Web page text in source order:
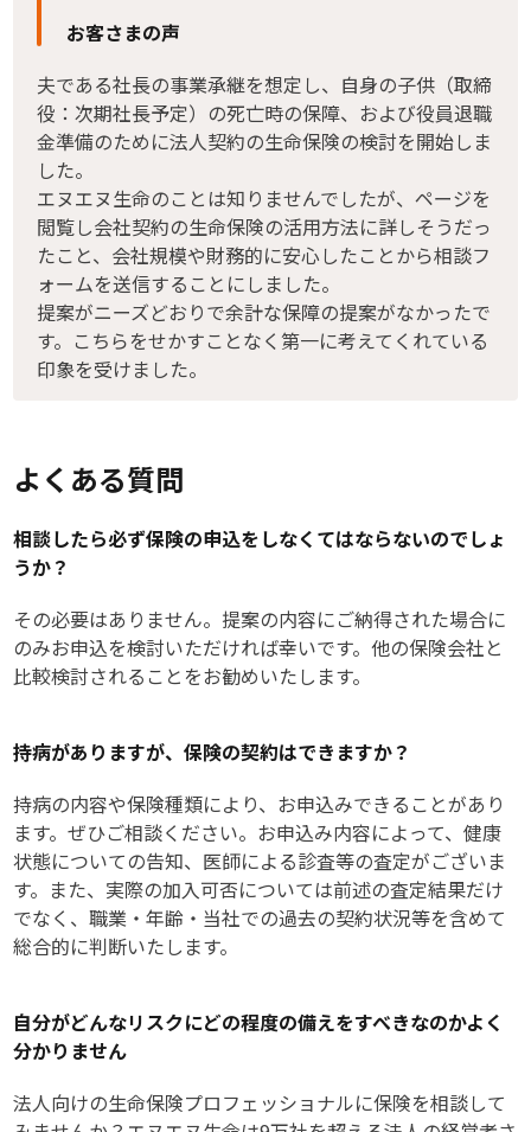
お客さまの声
夫である社長の事業承継を想定し、自身の子供（取締
役：次期社長予定）の死亡時の保障、および役員退職
金準備のために法人契約の生命保険の検討を開始しま
した。
エヌエヌ生命のことは知りませんでしたが、ページを
閲覧し会社契約の生命保険の活用方法に詳しそうだっ
たこと、会社規模や財務的に安心したことから相談フ
ォームを送信することにしました。
提案がニーズどおりで余計な保障の提案がなかったで
す。こちらをせかすことなく第一に考えてくれている
印象を受けました。
よくある質問
相談したら必ず保険の申込をしなくてはならないのでしょ
うか？
その必要はありません。提案の内容にご納得された場合に
のみお申込を検討いただければ幸いです。他の保険会社と
比較検討されることをお勧めいたします。
持病がありますが、保険の契約はできますか？
持病の内容や保険種類により、お申込みできることがあり
ます。ぜひご相談ください。お申込み内容によって、健康
状態についての告知、医師による診査等の査定がございま
す。また、実際の加入可否については前述の査定結果だけ
でなく、職業・年齢・当社での過去の契約状況等を含めて
総合的に判断いたします。
自分がどんなリスクにどの程度の備えをすべきなのかよく
分かりません
法人向けの生命保険プロフェッショナルに保険を相談して